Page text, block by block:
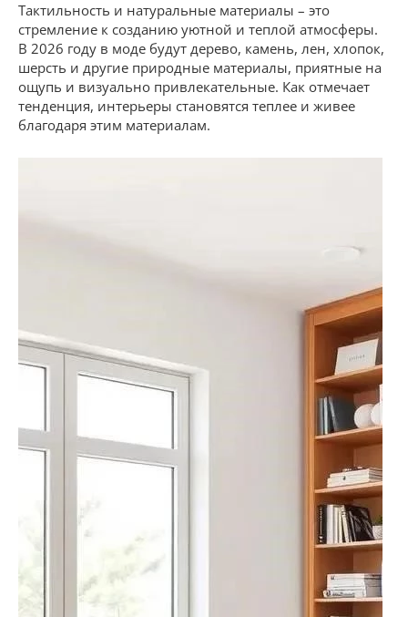
Тактильность и натуральные материалы – это
стремление к созданию уютной и теплой атмосферы.
В 2026 году в моде будут дерево, камень, лен, хлопок,
шерсть и другие природные материалы, приятные на
ощупь и визуально привлекательные. Как отмечает
тенденция, интерьеры становятся теплее и живее
благодаря этим материалам.